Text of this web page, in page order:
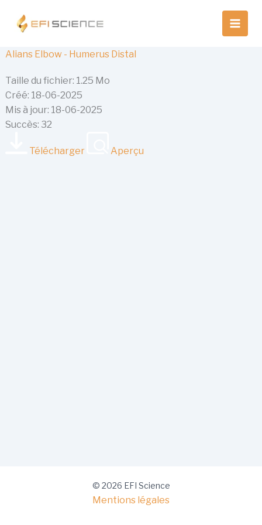
contenu
Alians Elbow - Humerus Distal
Taille du fichier: 1.25 Mo
Créé: 18-06-2025
Mis à jour: 18-06-2025
Succès: 32
Télécharger Aperçu
© 2026 EFI Science
Mentions légales